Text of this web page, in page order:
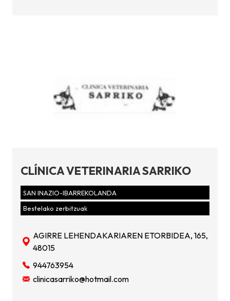
CLÍNICA VETERINARIA SARRIKO
SAN INAZIO-IBARREKOLANDA
Bestelako zerbitzuak
AGIRRE LEHENDAKARIAREN ETORBIDEA, 165,
48015
944763954
clinicasarriko@hotmail.com